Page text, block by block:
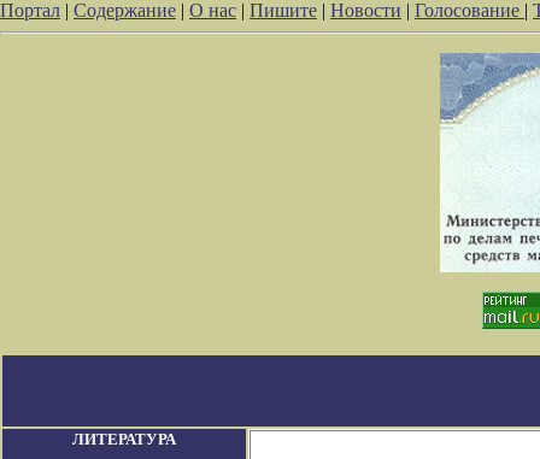
Портал | Содержание | О нас | Пишите | Новости | Голосование |
ЛИТЕРАТУРА